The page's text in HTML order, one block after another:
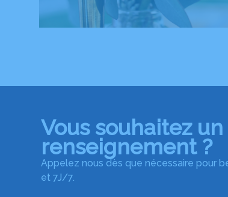
Vous souhaitez un
renseignement ?
Appelez nous dès que nécessaire pour
et 7J/7.